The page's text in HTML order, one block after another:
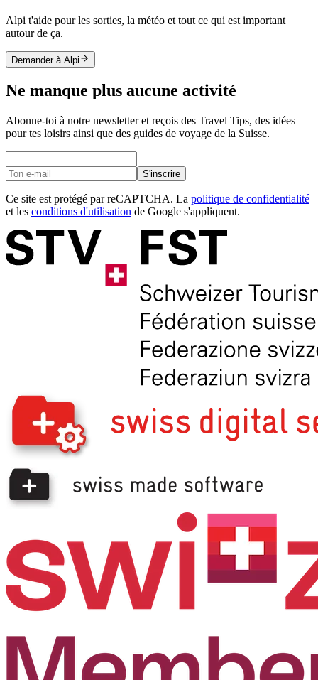
Alpi t'aide pour les sorties, la météo et tout ce qui est important
autour de ça.
Demander à Alpi
Ne manque plus aucune activité
Abonne-toi à notre newsletter et reçois des Travel Tips, des idées
pour tes loisirs ainsi que des guides de voyage de la Suisse.
S'inscrire
Ce site est protégé par reCAPTCHA. La politique de confidentialité
et les conditions d'utilisation de Google s'appliquent.